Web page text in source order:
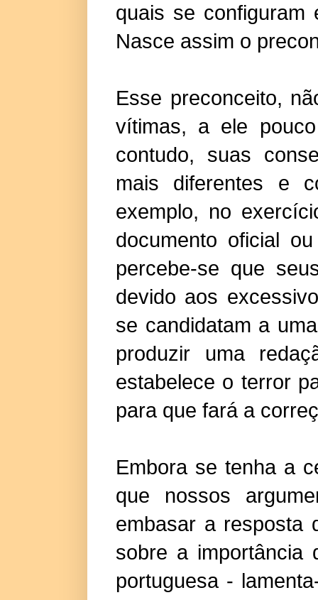
quais se configuram
Nasce assim o
Esse preconceito,
vítimas, a ele
contudo, suas
mais diferentes e
exemplo, no
documento oficial
percebe-se que
devido aos
se candidatam a
produzir uma
estabelece o terror
para que fará a
Embora se tenha a
que nossos
embasar a resposta
sobre a importância
portuguesa -